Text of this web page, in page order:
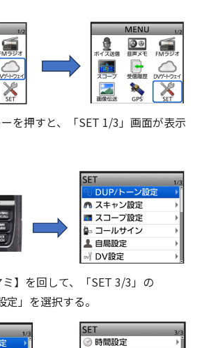
を押すと、「SET 1/3」画面が表示
】を回して、「SET 3/3」の
」を選択する。